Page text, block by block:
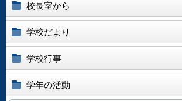
校長室から
学校だより
学校行事
学年の活動